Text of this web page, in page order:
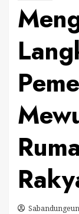
Sabandungeun